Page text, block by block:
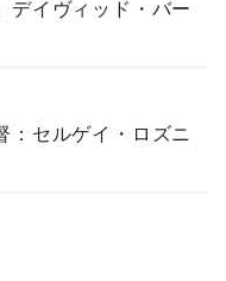
デイヴィッド・バー
：セルゲイ・ロズニ